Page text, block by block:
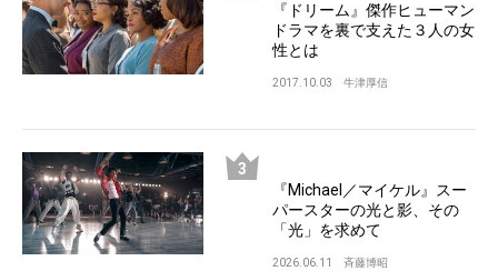
『ドリーム』傑作ヒューマン
ドラマを裏で支えた３人の女
性とは
2017.10.03 牛津厚信
『Michael／マイケル』スー
パースターの光と影、その
「光」を求めて
2026.06.11 斉藤博昭